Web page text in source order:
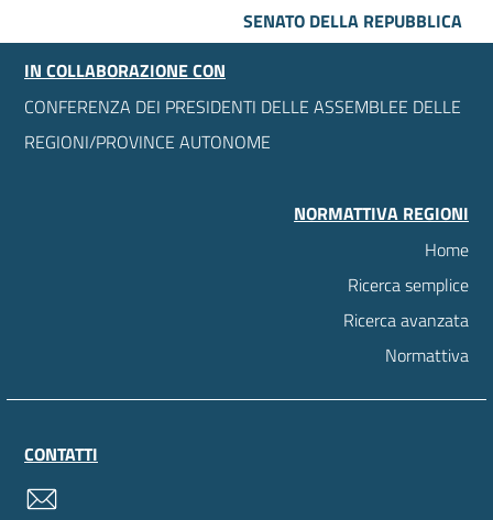
SENATO DELLA REPUBBLICA
IN COLLABORAZIONE CON
CONFERENZA DEI PRESIDENTI DELLE ASSEMBLEE DELLE
REGIONI/PROVINCE AUTONOME
NORMATTIVA REGIONI
Home
Ricerca semplice
Ricerca avanzata
Normattiva
CONTATTI